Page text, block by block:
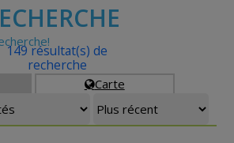
Carte
149 résultat(s) de
recherche